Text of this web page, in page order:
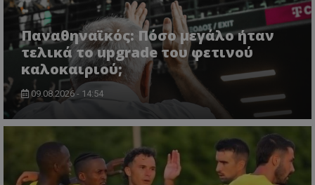
Παναθηναϊκός: Πόσο μεγάλο ήταν
τελικά το upgrade του φετινού
καλοκαιριού;
09.08.2026 - 14:54